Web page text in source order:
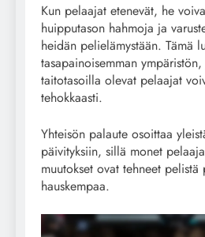
Kun pelaajat etenevät, he
huipputason hahmoja ja
heidän pelielämystään. Tämä
tasapainoisemman
taitotasoilla olevat pelaajat
tehokkaasti.
Yhteisön palaute osoittaa
päivityksiin, sillä monet
muutokset ovat tehneet pelistä
hauskempaa.